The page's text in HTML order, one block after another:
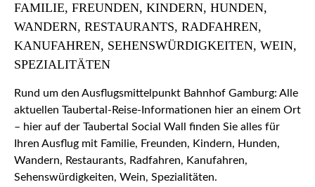
FAMILIE, FREUNDEN, KINDERN, HUNDEN,
WANDERN, RESTAURANTS, RADFAHREN,
KANUFAHREN, SEHENSWÜRDIGKEITEN, WEIN,
SPEZIALITÄTEN
Rund um den Ausflugsmittelpunkt Bahnhof Gamburg: Alle
aktuellen Taubertal-Reise-Informationen hier an einem Ort
– hier auf der Taubertal Social Wall finden Sie alles für
Ihren Ausflug mit Familie, Freunden, Kindern, Hunden,
Wandern, Restaurants, Radfahren, Kanufahren,
Sehenswürdigkeiten, Wein, Spezialitäten.